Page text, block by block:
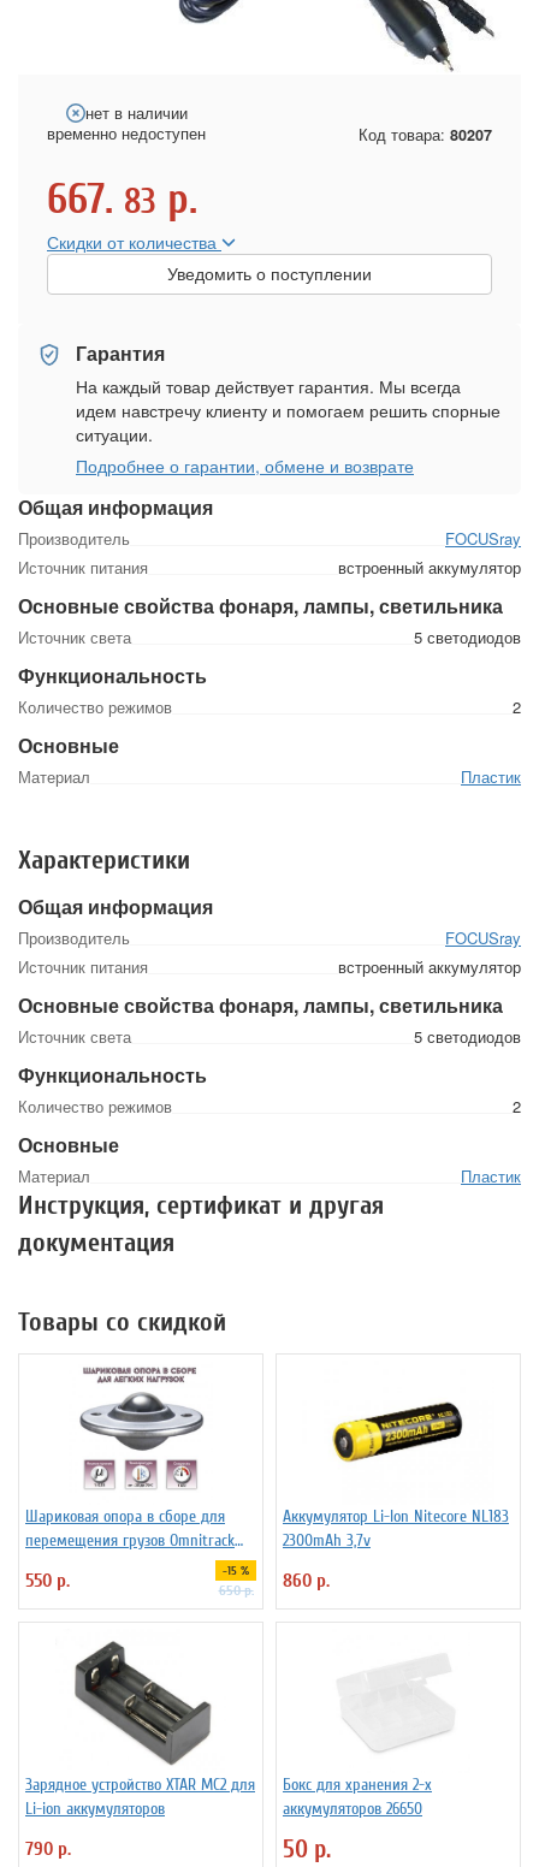
Общая информация
Производитель
FOCUSray
Источник питания
встроенный аккумулятор
Основные свойства фонаря, лампы, светильника
Источник света 5 светодиодов
Функциональность
Количество режимов 2
Основные
Материал Пластик
нет в наличии
временно недоступен
Код товара: 80207
667. 83 р.
Скидки от количества
Уведомить о поступлении
Гарантия
На каждый товар действует гарантия. Мы всегда
идем навстречу клиенту и помогаем решить спорные
ситуации.
Подробнее о гарантии, обмене и возврате
Характеристики
Общая информация
Производитель
FOCUSray
Источник питания
встроенный аккумулятор
Основные свойства фонаря, лампы, светильника
Источник света 5 светодиодов
Функциональность
Количество режимов 2
Основные
Материал Пластик
Инструкция, сертификат и другая
документация
Товары со скидкой
Шариковая опора в сборе для
перемещения грузов Omnitrack
550 р. -15 %
650 р.
Аккумулятор Li-Ion Niteсore NL183
2300mAh 3,7v
860 р.
Зарядное устройство XTAR MC2 для
Li-ion аккумуляторов
790 р.
Бокс для хранения 2-х
аккумуляторов 26650
50 р.